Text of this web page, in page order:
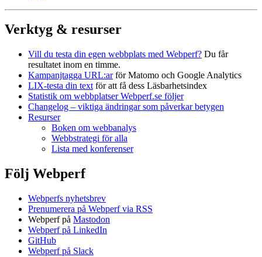
Verktyg & resurser
Vill du testa din egen webbplats med Webperf? Du får
resultatet inom en timme.
Kampanjtagga URL:arför Matomo och Google Analytics
LIX-testa din text för att få dess Läsbarhetsindex
Statistik om webbplatser Webperf.se följer
Changelog – viktiga ändringar som påverkar betygen
Resurser
Boken om webbanalys
Webbstrategi för alla
Lista med konferenser
Följ Webperf
Webperfs nyhetsbrev
Prenumerera på Webperf via RSS
Webperf på Mastodon
Webperf på LinkedIn
GitHub
Webperf på Slack